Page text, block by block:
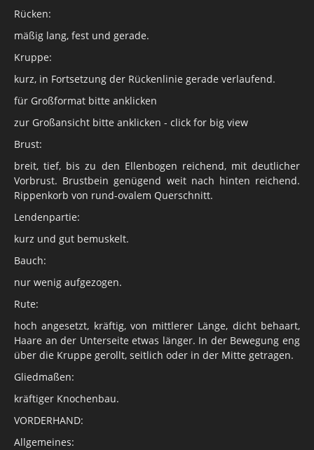
Rücken:
mäßig lang, fest und gerade.
Kruppe:
kurz, in Fortsetzung der Rückenlinie gerade verlaufend.
für Großformat bitte anklicken
zur Großansicht bitte anklicken - click for big view
Brust:
breit, tief, bis zu den Ellenbogen reichend, mit deutlicher
Vorbrust. Brustbein genügend weit nach hinten reichend.
Rippenkorb von rund-ovalem Querschnitt.
Lendenpartie:
kurz und gut bemuskelt.
Bauch:
nur wenig aufgezogen.
Rute:
hoch angesetzt, kräftig, von mittlerer Länge, dicht behaart,
Haare an der Unterseite etwas länger. In der Bewegung eng
über die Kruppe gerollt, seitlich oder in der Mitte getragen.
Gliedmaßen:
kräftiger Knochenbau.
VORDERHAND:
Allgemeines: